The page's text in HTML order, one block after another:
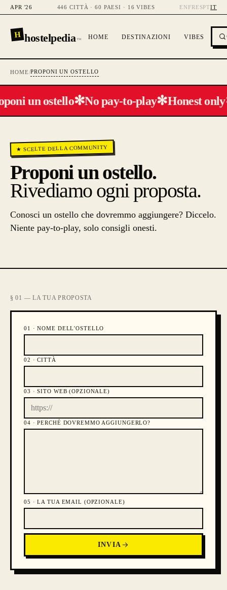
APR '26 446 CITTÀ · 60 PAESI · 16 VIBES EN FR ESPTIT
H hostelpedia™ HOME DESTINAZIONI VIBES
HOME/PROPONI UN OSTELLO
un ostello✻No pay-to-play✻Honest only
★ SCELTE DELLA COMMUNITY
Proponi un ostello.
Rivediamo ogni proposta.
Conosci un ostello che dovremmo aggiungere? Diccelo.
Niente pay-to-play, solo consigli onesti.
§ 01 — LA TUA PROPOSTA
01 ·NOME DELL'OSTELLO
02 ·CITTÀ
03 ·SITO WEB (OPZIONALE)
04 ·PERCHÉ DOVREMMO AGGIUNGERLO?
05 ·LA TUA EMAIL (OPZIONALE)
INVIA